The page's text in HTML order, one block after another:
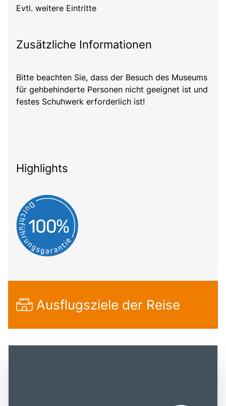
Evtl. weitere Eintritte
Zusätzliche Informationen
Bitte beachten Sie, dass der Besuch des Museums
für gehbehinderte Personen nicht geeignet ist und
festes Schuhwerk erforderlich ist!
Highlights
Ausflugsziele der Reise